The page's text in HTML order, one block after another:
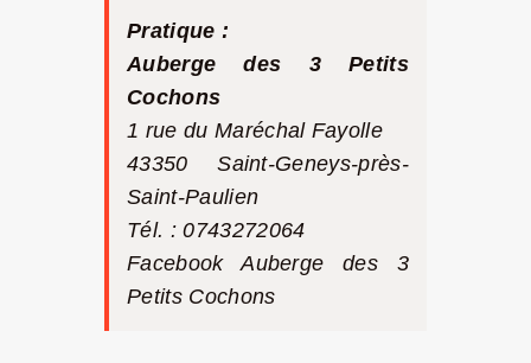
Pratique :
Auberge des 3 Petits
Cochons
1 rue du Maréchal Fayolle
43350 Saint-Geneys-près-
Saint-Paulien
Tél. : 0743272064
FacebookAuberge des 3
Petits Cochons